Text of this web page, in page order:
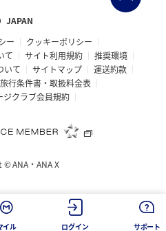
JAPAN
ー
クッキーポリシー
て
サイト利用規約
推奨環境
いて
サイトマップ
運送約款
行条件書・取扱料金表
ジクラブ会員規約
©ANA・ANA X
イル ログイン サポート